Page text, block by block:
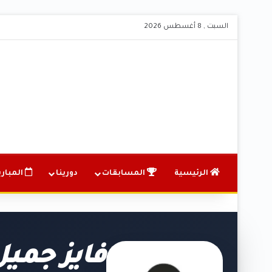
السبت , 8 أغسطس 2026
الرئيسية المسابقات دورينا
فايز